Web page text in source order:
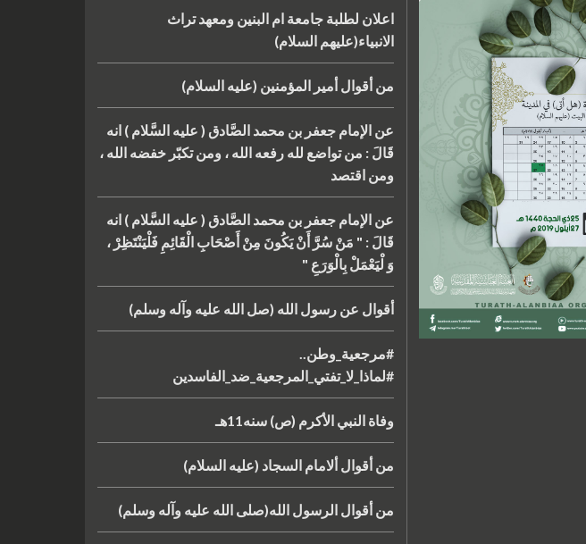
اعلان لطلبة جامعة ام البنين ومعهد تراث
الانبياء(عليهم السلام)
من أقوال أمير المؤمنين (عليه السلام)
عن الإمام جعفر بن محمد الصَّادق ( عليه السَّلام ) انه
قَالَ : من تواضع لله رفعه الله ، ومن تكبّر خفضه الله ،
ومن اقتصد
عن الإمام جعفر بن محمد الصَّادق ( عليه السَّلام ) انه
قَالَ : " مَنْ سُرَّ أَنْ يَكُونَ مِنْ أَصْحَابِ الْقَائِمِ فَلْيَنْتَظِرْ ،
وَ لْيَعْمَلْ بِالْوَرَعِ "
أقوال عن رسول الله (صل الله عليه وآله وسلم)
#مرجعية_وطن..
#لماذا_لا_تفتي_المرجعية_ضد_الفاسدين
وفاة النبي الأكرم (ص) سنه11هـ
من أقوال ألامام السجاد (عليه السلام)
من أقوال الرسول الله(صلى الله عليه وآله وسلم)